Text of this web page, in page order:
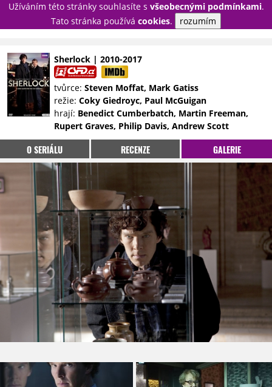
Užíváním této stránky souhlasíte s všeobecnými podmínkami.
Tato stránka používá cookies. rozumím
PŘIHLÁSIT
NOVINKY
TÉMATA
RECENZE
EPIZODY
KULT
TRAILERY
GALERIE
DISKUZE
STATISTIKY
TIRÁŽ
Sherlock | 2010-2017
tvůrce: Steven Moffat, Mark Gatiss
režie: Coky Giedroyc, Paul McGuigan
hrají: Benedict Cumberbatch, Martin Freeman,
Rupert Graves, Philip Davis, Andrew Scott
O SERIÁLU RECENZE GALERIE